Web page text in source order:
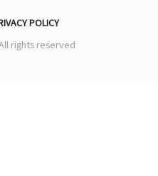
POLICY
All rights reserved